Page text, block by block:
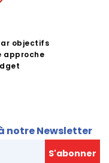
objectifs
approche
notre Newsletter